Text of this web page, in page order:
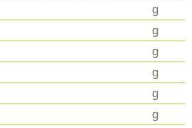
g
g
g
g
g
g